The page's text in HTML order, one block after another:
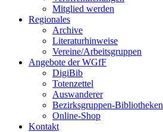
Mitglied werden
Regionales
Archive
Literaturhinweise
Vereine/Arbeitsgruppen
Angebote der WGfF
DigiBib
Totenzettel
Auswanderer
Bezirksgruppen-Bibliotheken
Online-Shop
Kontakt